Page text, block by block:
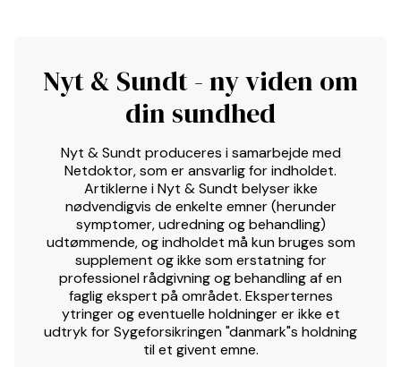
Nyt & Sundt - ny viden om
din sundhed
Nyt & Sundt produceres i samarbejde med
Netdoktor, som er ansvarlig for indholdet.
Artiklerne i Nyt & Sundt belyser ikke
nødvendigvis de enkelte emner (herunder
symptomer, udredning og behandling)
udtømmende, og indholdet må kun bruges som
supplement og ikke som erstatning for
professionel rådgivning og behandling af en
faglig ekspert på området. Eksperternes
ytringer og eventuelle holdninger er ikke et
udtryk for Sygeforsikringen "danmark"s holdning
til et givent emne.